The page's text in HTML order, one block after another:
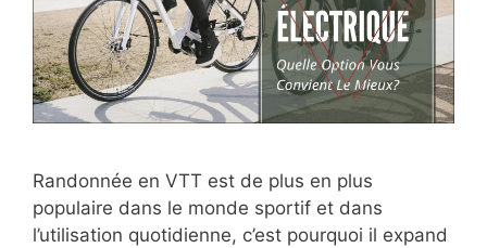
Randonnée en VTT est de plus en plus
populaire dans le monde sportif et dans
l’utilisation quotidienne, c’est pourquoi il expand